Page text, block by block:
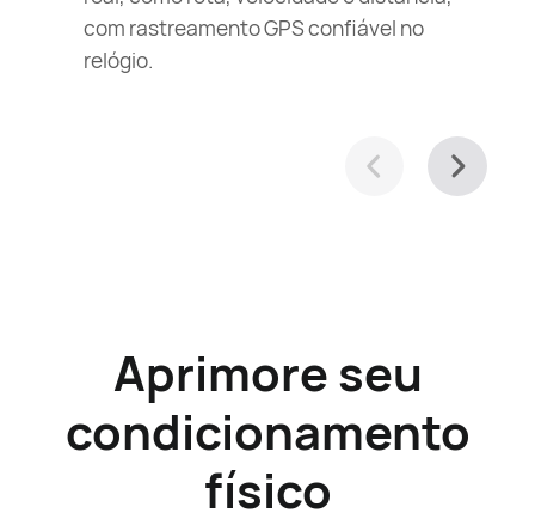
com rastreamento GPS confiável no
relógio.
Aprimore seu
condicionamento
físico